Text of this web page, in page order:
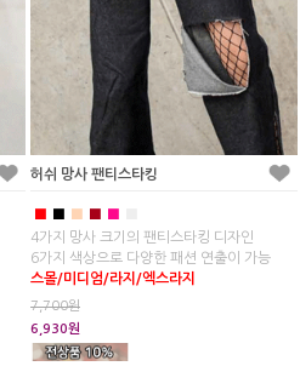
허쉬 망사 팬티스타킹
■ ■ ■ ■ ■
4가지 망사 크기의 팬티스타킹 디자인
6가지 색상으로 다양한 패션 연출이 가능
스몰/미디엄/라지/엑스라지
7,700원
6,930원